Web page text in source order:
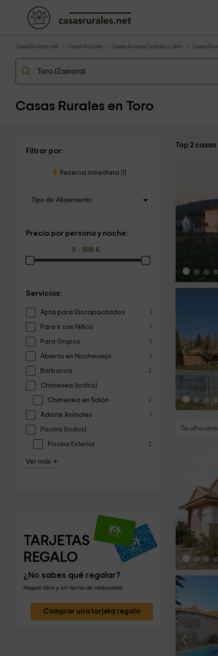
CasasRurales.net Casas Rurales Casas Rurales Castilla y León Casas
Casas Rurales en Toro
Filtrar por:
Reserva inmediata (1)
Precio por persona y noche:
Servicios:
Apta para Discapacitados 1
Para ir con Niños 1
Para Grupos 1
Abierto en Nochevieja 1
Barbacoa 2
Chimenea (todos)
Chimenea en Salón 2
Admite Animales 1
Piscina (todos)
Piscina Exterior 2
Ver más +
TARJETAS
REGALO
¿No sabes qué regalar?
Regalo fácil y sin fecha de caducidad
Comprar una tarjeta regalo
Top 2
‹
‹
Te
‹
‹